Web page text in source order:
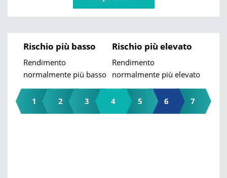
Rischio più basso
Rendimento
normalmente più basso
Rischio più elevato
Rendimento
normalmente più elevato
1 2 3 4 5 6 7